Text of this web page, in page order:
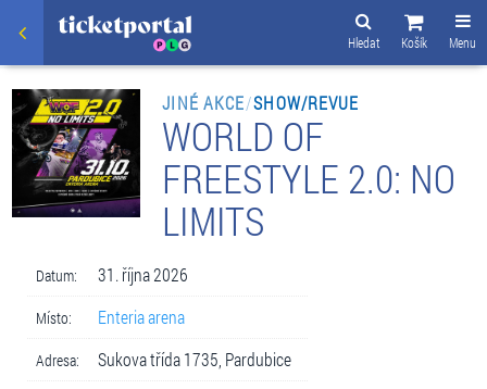
Menu
Košík
Hledat
JINÉ AKCE/SHOW/REVUE
WORLD OF
FREESTYLE 2.0: NO
LIMITS
Datum: 31. října 2026
Místo: Enteria arena
Adresa: Sukova třída 1735, Pardubice